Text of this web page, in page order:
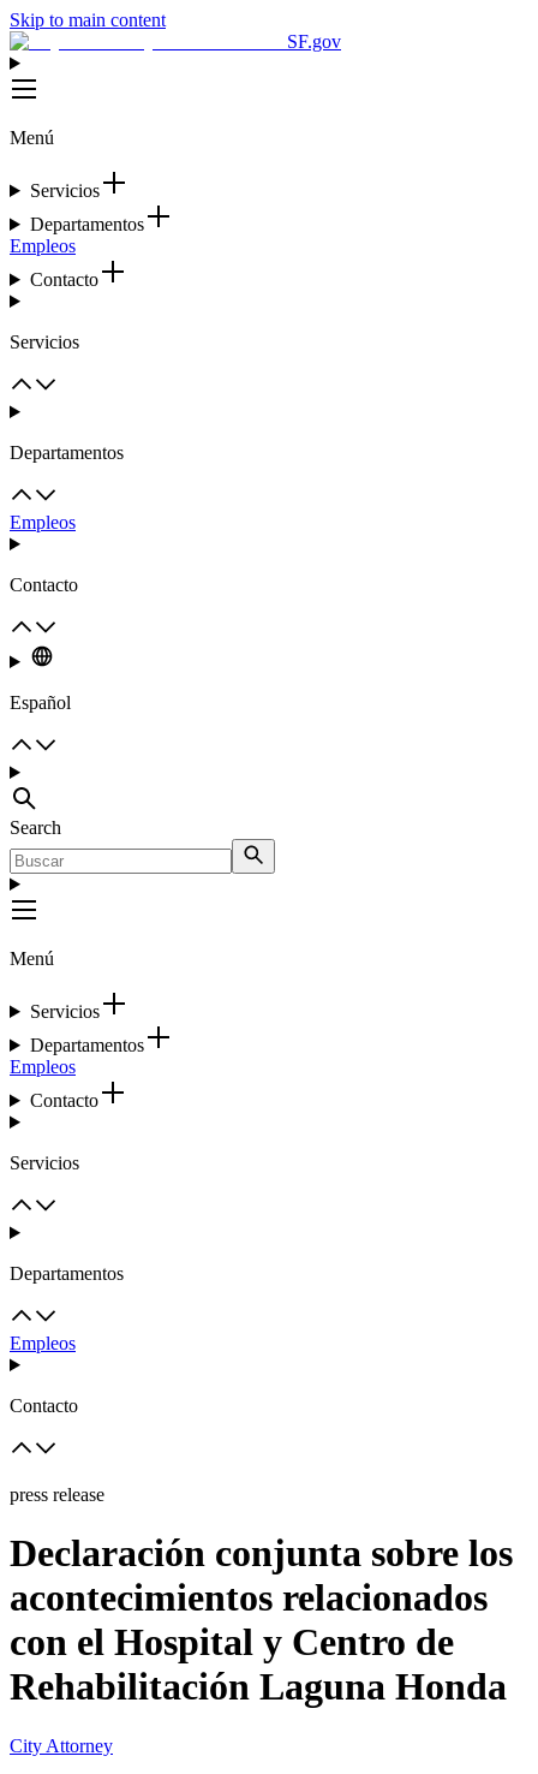
Skip to main content
SF.gov
Menú
Servicios
Departamentos
Empleos
Contacto
Servicios
Departamentos
Empleos
Contacto
Español
Search
Menú
Servicios
Departamentos
Empleos
Contacto
Servicios
Departamentos
Empleos
Contacto
press release
Declaración conjunta sobre los
acontecimientos relacionados
con el Hospital y Centro de
Rehabilitación Laguna Honda
City Attorney